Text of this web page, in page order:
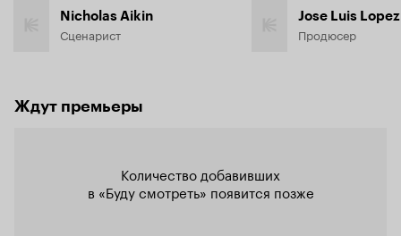
Nicholas Aikin
Сценарист
Jose Luis
Продюсер
Ждут премьеры
Количество добавивших
в «Буду смотреть» появится позже